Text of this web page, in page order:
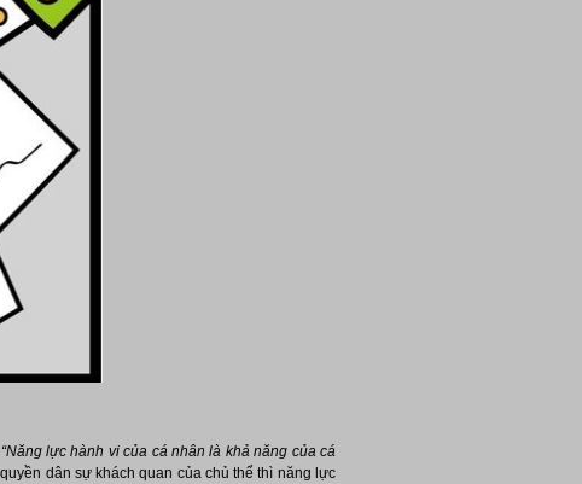
“Năng lực hành vi của cá nhân là khả năng của cá
dân sự khách quan của chủ thể thì năng lực